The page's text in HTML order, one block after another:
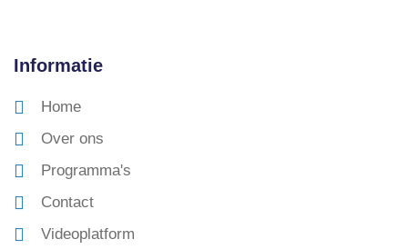
Informatie
Home
Over ons
Programma's
Contact
Videoplatform